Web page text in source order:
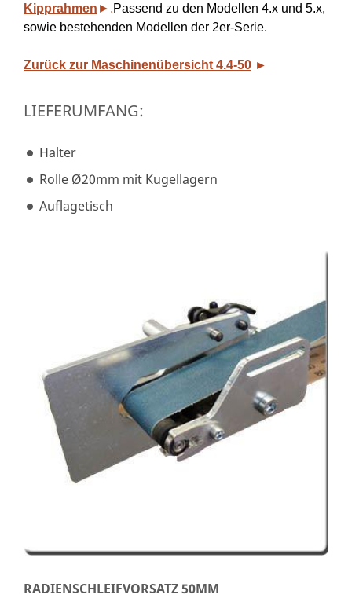
Kipprahmen ►.Passend zu den Modellen 4.x und 5.x,
sowie bestehenden Modellen der 2er-Serie.
Zurück zur Maschinenübersicht 4.4-50 ►
LIEFERUMFANG:
Halter
Rolle Ø20mm mit Kugellagern
Auflagetisch
RADIENSCHLEIFVORSATZ 50MM